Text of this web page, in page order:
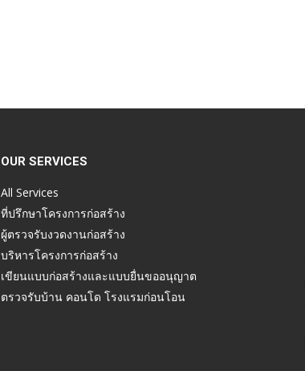
OUR SERVICES
All Services
ที่ปรึกษาโครงการก่อสร้าง
ผู้ตรวจรับงวดงานก่อสร้าง
บริหารโครงการก่อสร้าง
เขียนแบบก่อสร้างและแบบยื่นขออนุญาต
ตรวจรับบ้าน คอนโด โรงแรมก่อนโอน